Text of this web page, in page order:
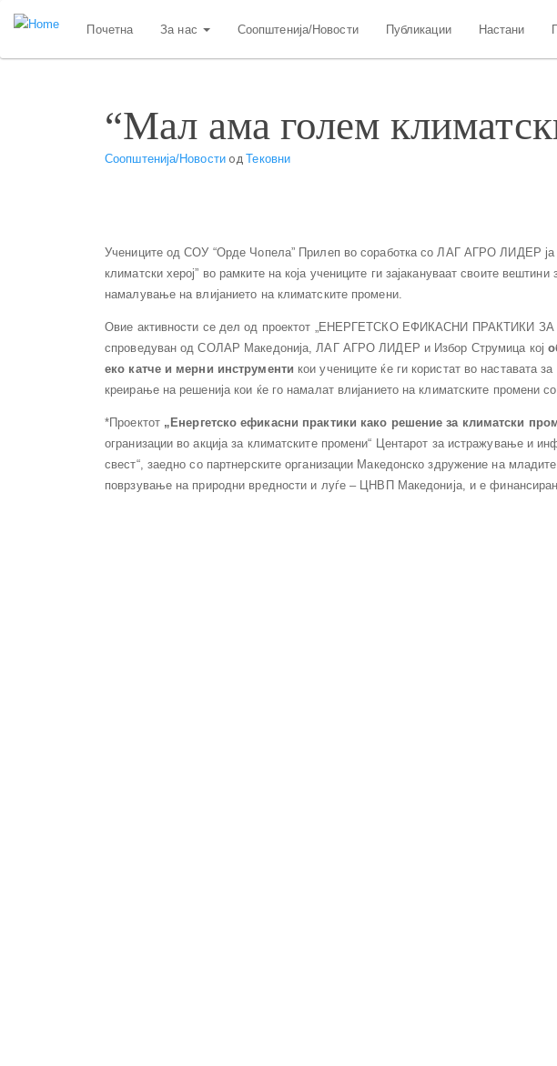
Skip
Почетна За нас Соопштенија/Новости Публикации Настани
“Мал ама голем
Соопштенија/НовостиодТековни
Учениците од СОУ “Орде Чопела” Прилеп во соработка со ЛАГ АГРО ЛИДЕР ја
климатски херој” во рамките на која учениците ги зајакануваат своите
намалување на влијанието на климатските промени.
Овие активности се дел од проектот „ЕНЕРГЕТСКО ЕФИКАСНИ
спроведуван од СОЛАР Македонија, ЛАГ АГРО ЛИДЕР и Избор Струмица кој
еко катче и мерни инструменти кои учениците ќе ги користат во наставата
креирање на решенија кои ќе го намалат влијанието на климатските промени
*Проектот „Енергетско ефикасни практики како решение за климатски
огранизации во акција за климатските промени“ Центарот за истражување и
свест“, заедно со партнерските организации Македонско здружение на
поврзување на природни вредности и луѓе – ЦНВП Македонија, и е